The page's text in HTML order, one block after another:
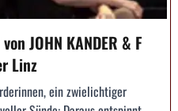
JOHN KANDER & F
Linz
ein zwielichtiger